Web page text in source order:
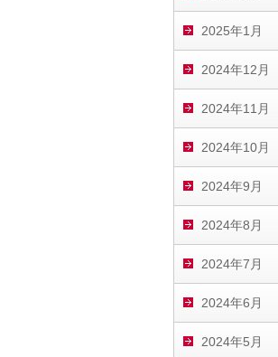
2025年1月
2024年12月
2024年11月
2024年10月
2024年9月
2024年8月
2024年7月
2024年6月
2024年5月